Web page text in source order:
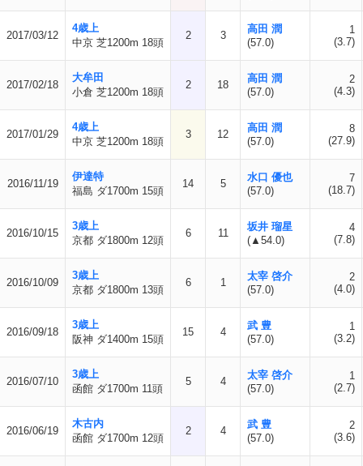
2017/03/12
4歳上
中京 芝1200m 18頭
2 3
高田 潤
(57.0)
1
(3.7)
2017/02/18
大牟田
小倉 芝1200m 18頭
2 18
高田 潤
(57.0)
2
(4.3)
2017/01/29
4歳上
中京 芝1200m 18頭
3 12
高田 潤
(57.0)
8
(27.9)
2016/11/19
伊達特
福島 ダ1700m 15頭
14 5
水口 優也
(57.0)
7
(18.7)
2016/10/15
3歳上
京都 ダ1800m 12頭
6 11
坂井 瑠星
(▲54.0)
4
(7.8)
2016/10/09
3歳上
京都 ダ1800m 13頭
6 1
太宰 啓介
(57.0)
2
(4.0)
2016/09/18
3歳上
阪神 ダ1400m 15頭
15 4
武 豊
(57.0)
1
(3.2)
2016/07/10
3歳上
函館 ダ1700m 11頭
5 4
太宰 啓介
(57.0)
1
(2.7)
2016/06/19
木古内
函館 ダ1700m 12頭
2 4
武 豊
(57.0)
2
(3.6)